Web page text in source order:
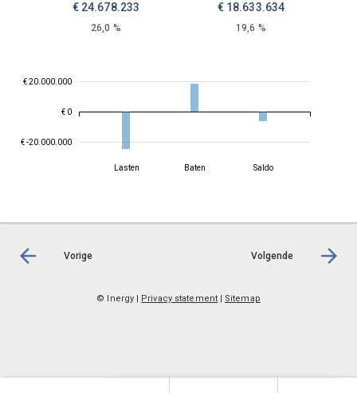
€ 24.678.233
26,0 %
€ 18.633.634
19,6 %
€ -20.000.000
€ 0
€ 20.000.000
Lasten Baten Saldo
Vorige Volgende
© Inergy | Privacy statement| Sitemap